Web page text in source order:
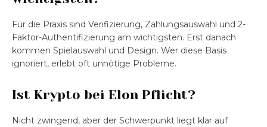
Für die Praxis sind Verifizierung, Zahlungsauswahl und 2-
Faktor-Authentifizierung am wichtigsten. Erst danach
kommen Spielauswahl und Design. Wer diese Basis
ignoriert, erlebt oft unnötige Probleme.
Ist Krypto bei Elon Pflicht?
Nicht zwingend, aber der Schwerpunkt liegt klar auf